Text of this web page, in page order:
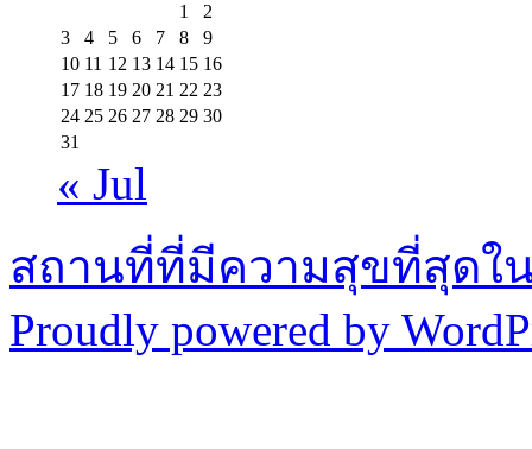
1
2
3
4 5 6 7 8
9
10 11 12 13 14 15 16
17 18 19 20 21 22 23
24 25 26 27 28 29 30
31
« Jul
สถานที่ที่มีความสุขที่สุดใ
Proudly powered by